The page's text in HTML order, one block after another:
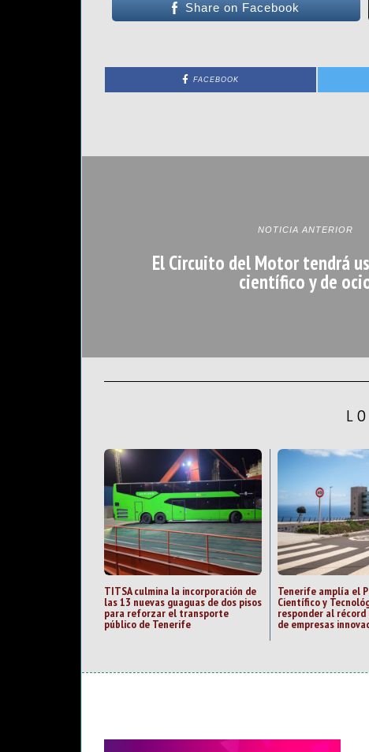
Share on Facebook
FACEBOOK
NOTICIA ANTERIOR
El Circuito del Motor tendrá
científico y de
TITSA culmina la incorporación de
las 13 nuevas guaguas de dos pisos
para reforzar el transporte
público de Tenerife
Tenerife amplía el
Científico y
responder al récord
de empresas